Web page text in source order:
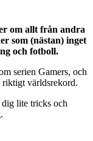
om allt från andra
som (nästan) inget
och fotboll.
serien Gamers, och
riktigt världsrekord.
lite tricks och